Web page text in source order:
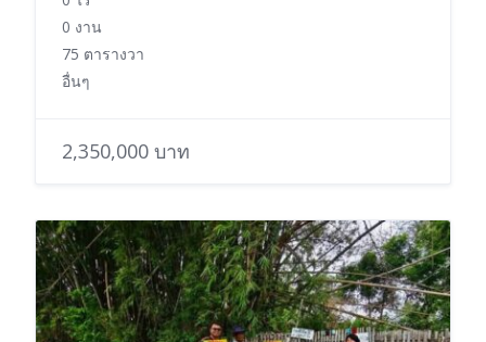
0 งาน
75 ตารางวา
อื่นๆ
2,350,000 บาท